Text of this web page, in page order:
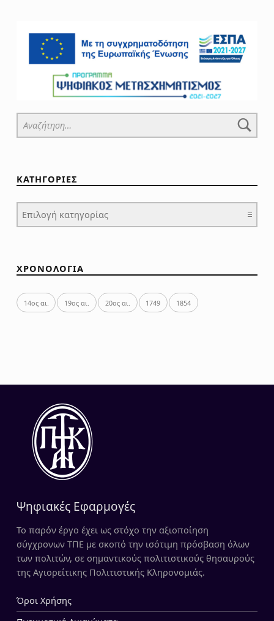
Αναζήτηση για:
ΚΑΤΗΓΟΡΙΕΣ
ΚΑΤΗΓΟΡΙΕΣ
ΧΡΟΝΟΛΟΓΙΑ
14ος αι. 19ος αι. 20ος αι. 1749 1854
Ψηφιακές Εφαρμογές
Το παρόν έργο έχει ως στόχο την αξιοποίηση
σύγχρονων ΤΠΕ με σκοπό την ισότιμη πρόσβαση όλων
των πολιτών, σε σημαντικούς πολιτιστικούς θησαυρούς
της Αγιορείτικης Πολιτιστικής Κληρονομιάς.
Όροι Χρήσης